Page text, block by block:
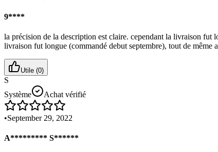
9****
la précision de la description est claire. cependant la livraison fut
livraison fut longue (commandé debut septembre), tout de même
Utile (0)
S
Système
Achat vérifié
•September 29, 2022
A********* S******